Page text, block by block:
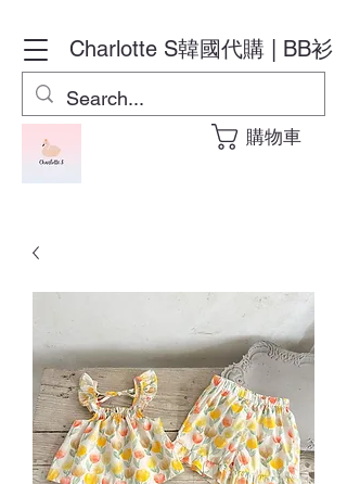
Charlotte S韓國代購 | BB衫
購物車